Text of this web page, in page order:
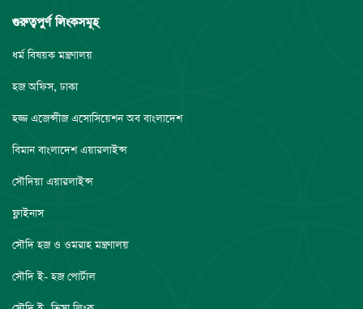
গুরুত্বপুর্ণ লিংকসমূহ
ধর্ম বিষয়ক মন্ত্রণালয়
হজ অফিস, ঢাকা
হজ্জ এজেন্সীজ এসোসিয়েশন অব বাংলাদেশ
বিমান বাংলাদেশ এয়ারলাইন্স
সৌদিয়া এয়ারলাইন্স
ফ্লাইনাস
সৌদি হজ ও ওমরাহ মন্ত্রণালয়
সৌদি ই- হজ পোর্টাল